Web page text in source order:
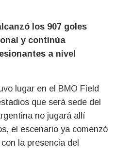
los 907 goles
y continúa
a nivel
lugar en el BMO Field
que será sede del
no jugará allí
el escenario ya comenzó
la presencia del